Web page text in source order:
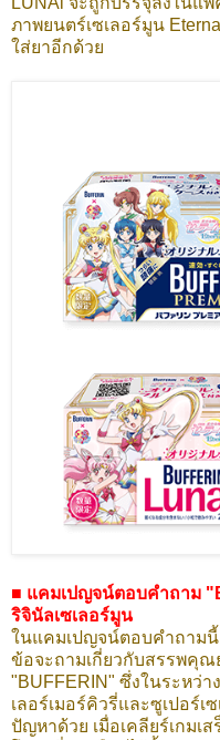
ภาพยนตร์เซเลอร์มูน
ใส่ยาอีกด้วย
■ แคมเปญจน์ตอบคำถาม
ริจินัลเซเลอร์มูน
ในแคมเปญจน์ตอบคำถาม
ข้อจะถามเกี่ยวกับสรรพคุ
"BUFFERIN" ซึ่งในระหว่า
เลอร์เมอร์คิวรี่และซูเปอร์เ
ปัญหาด้วย เมื่อเคลียร์เกมเ